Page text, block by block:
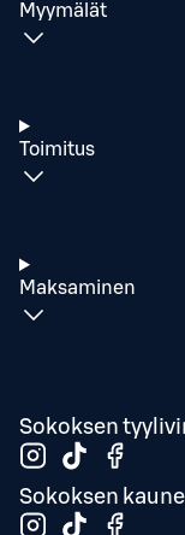
Myymälät
Toimitus
Maksaminen
Sokoksen
Sokoksen